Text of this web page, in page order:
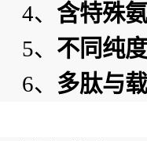
4、 含特殊
5、 不同纯度
6、 多肽与